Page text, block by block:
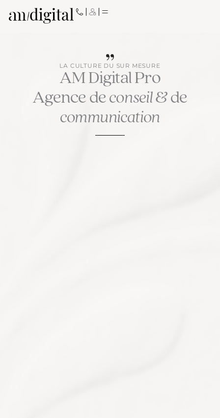
LA CULTURE DU SUR MESURE
AM Digital Pro
Agence deconseil& de
communication